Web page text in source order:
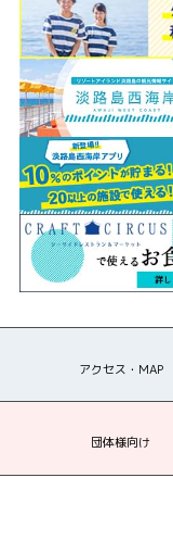
アクセス・MAP
団体様向け